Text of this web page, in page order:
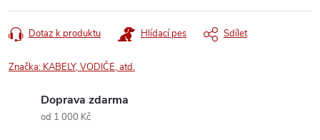
Dotaz k produktu Hlídací pes Sdílet
Značka: KABELY, VODIČE, atd.
Doprava zdarma
od 1 000 Kč